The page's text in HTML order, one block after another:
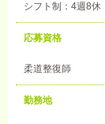
シフト制：4週8休
応募資格
柔道整復師
勤務地